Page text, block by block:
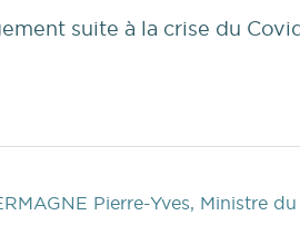
suite à la crise du
Pierre-Yves, Ministre